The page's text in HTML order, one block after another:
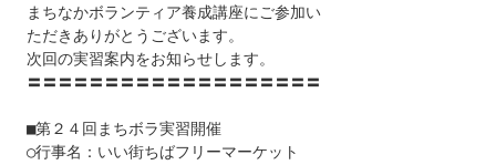
まちなかボランティア養成講座にご参加い
ただきありがとうございます。
次回の実習案内をお知らせします。
〓〓〓〓〓〓〓〓〓〓〓〓〓〓〓〓〓〓〓
■第２４回まちボラ実習開催
○行事名：いい街ちばフリーマーケット